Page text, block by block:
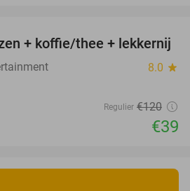
68%
+ koffie/thee + lekkernij
8.0 star
Regulier €120
€39